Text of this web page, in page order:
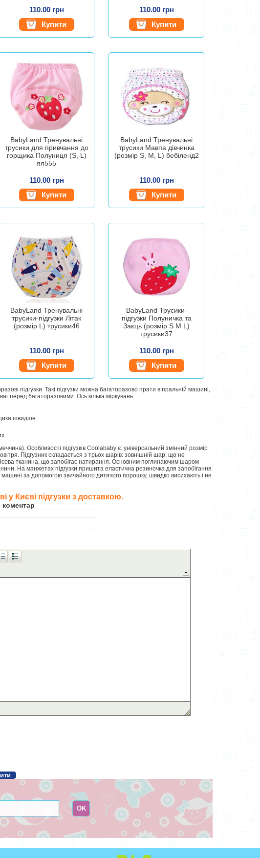
110.00 грн
Купити
110.00 грн
Купити
BabyLand Тренувальні
трусики для привчання до
горщика Полуниця (S, L)
яя555
110.00 грн
Купити
BabyLand Тренувальні
трусики Мавпа дівчинка
(розмір S, M, L) бебіленд2
110.00 грн
Купити
BabyLand Тренувальні
трусики-підгузки Літак
(розмір L) трусики46
110.00 грн
Купити
BabyLand Трусики-
підгузки Полуничка та
Заєць (розмір S M L)
трусики37
110.00 грн
Купити
підгузки. Такі підгузки можна багаторазово прати в пральній машині,
перед багаторазовими. Ось кілька міркувань:
швидше.
Особливості підгузків Coolababy є: універсальний змінний розмір
Підгузник складається з трьох шарів: зовнішній шар, що не
тканина, що запобігає натирання. Основним поглинаючим шаром
На манжетах підгузки пришита еластична резиночка для запобігання
машині за допомогою звичайного дитячого порошку, швидко висихають і не
у Києві підгузки з доставкою.
коментар